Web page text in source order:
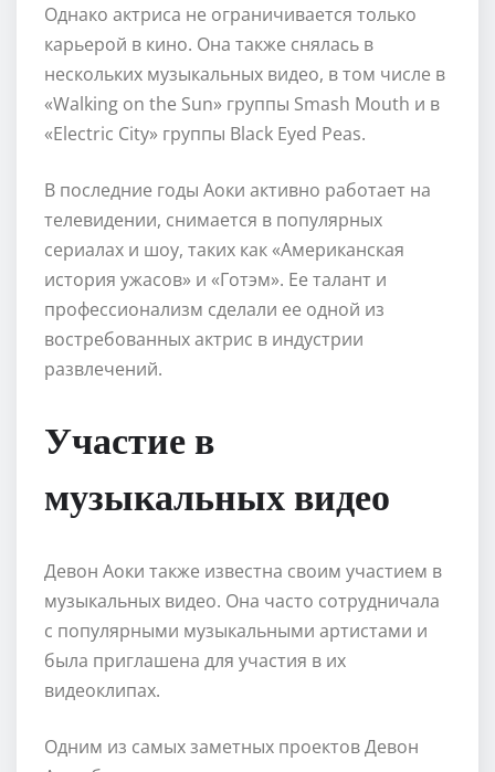
Однако актриса не ограничивается только
карьерой в кино. Она также снялась в
нескольких музыкальных видео, в том числе в
«Walking on the Sun» группы Smash Mouth и в
«Electric City» группы Black Eyed Peas.
В последние годы Аоки активно работает на
телевидении, снимается в популярных
сериалах и шоу, таких как «Американская
история ужасов» и «Готэм». Ее талант и
профессионализм сделали ее одной из
востребованных актрис в индустрии
развлечений.
Участие в
музыкальных видео
Девон Аоки также известна своим участием в
музыкальных видео. Она часто сотрудничала
с популярными музыкальными артистами и
была приглашена для участия в их
видеоклипах.
Одним из самых заметных проектов Девон